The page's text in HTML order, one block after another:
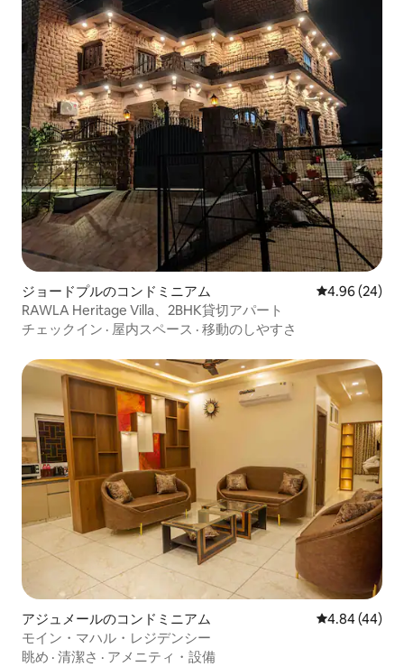
ジョードプルのコンドミニアム レビュー24
4.96 (24)
RAWLA Heritage Villa、2BHK貸切アパート
チェックイン · 屋内スペース · 移動のしやすさ
アジュメールのコンドミニアム レビュー44
4.84 (44)
モイン・マハル・レジデンシー
眺め · 清潔さ · アメニティ・設備